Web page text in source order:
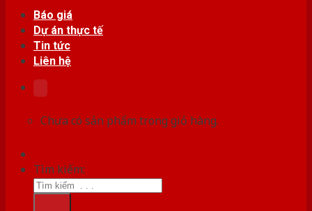
Báo giá
Dự án thực tế
Tin tức
Liên hệ
Chưa có sản phẩm trong giỏ hàng.
Tìm kiếm: